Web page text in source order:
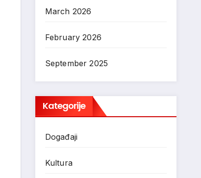
March 2026
February 2026
September 2025
Kategorije
Događaji
Kultura